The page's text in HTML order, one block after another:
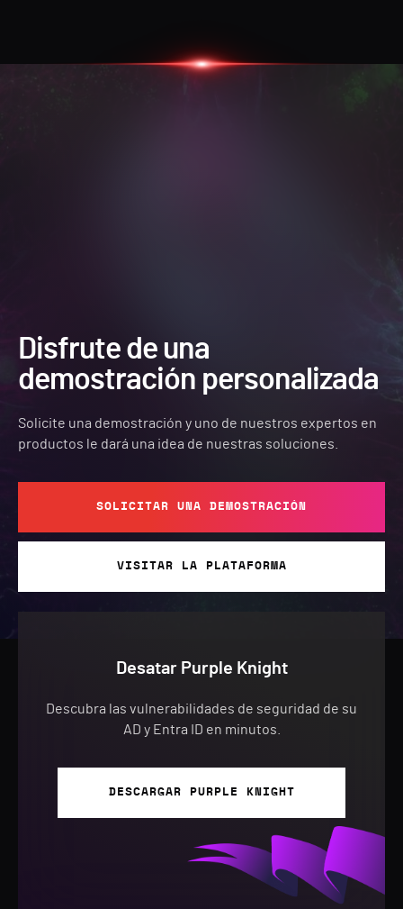
Disfrute de una
demostración personalizada
Solicite una demostración y uno de nuestros expertos en
productos le dará una idea de nuestras soluciones.
SOLICITAR UNA DEMOSTRACIÓN
VISITAR LA PLATAFORMA
Desatar Purple Knight
Descubra las vulnerabilidades de seguridad de su
AD y Entra ID en minutos.
DESCARGAR PURPLE KNIGHT